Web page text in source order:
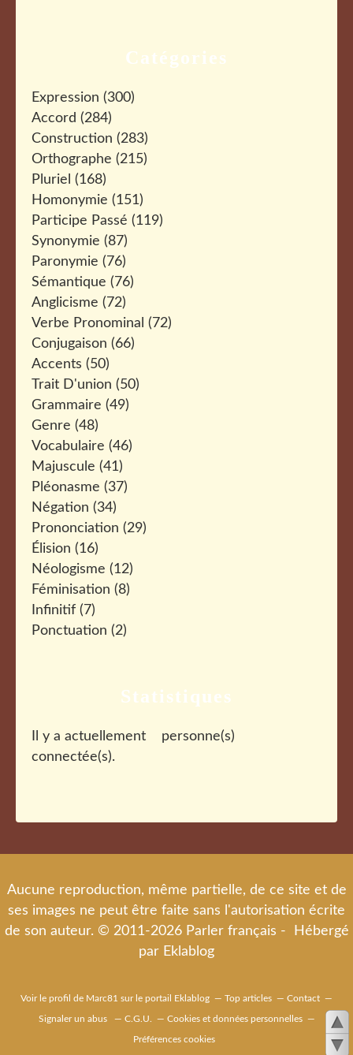
Catégories
Expression (300)
Accord (284)
Construction (283)
Orthographe (215)
Pluriel (168)
Homonymie (151)
Participe Passé (119)
Synonymie (87)
Paronymie (76)
Sémantique (76)
Anglicisme (72)
Verbe Pronominal (72)
Conjugaison (66)
Accents (50)
Trait D'union (50)
Grammaire (49)
Genre (48)
Vocabulaire (46)
Majuscule (41)
Pléonasme (37)
Négation (34)
Prononciation (29)
Élision (16)
Néologisme (12)
Féminisation (8)
Infinitif (7)
Ponctuation (2)
Statistiques
Il y a actuellement
personne(s)
connectée(s).
Aucune reproduction, même partielle, de ce site et de
ses images ne peut être faite sans l'autorisation écrite
de son auteur. © 2011-2026 Parler français - Hébergé
par Eklablog
Voir le profil de Marc81 sur le portail Eklablog Top articles Contact
Signaler un abus C.G.U. Cookies et données personnelles
Préférences cookies